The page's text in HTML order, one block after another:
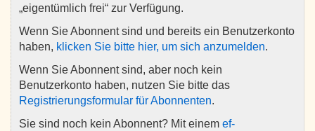
„eigentümlich frei“ zur Verfügung.
Wenn Sie Abonnent sind und bereits ein Benutzerkonto
haben, klicken Sie bitte hier, um sich anzumelden.
Wenn Sie Abonnent sind, aber noch kein
Benutzerkonto haben, nutzen Sie bitte das
Registrierungsformular für Abonnenten.
Sie sind noch kein Abonnent? Mit einem ef-